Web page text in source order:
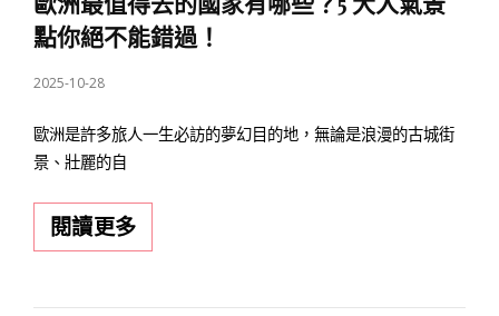
懶
人
點你絕不能錯過！
POSTED
2025-10-28
歐洲是許多旅人一生必訪的夢幻目的地，無論是浪漫的古城街
景、壯麗的自
閱讀更多歐
洲